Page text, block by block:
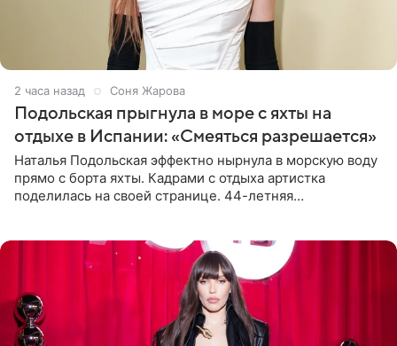
2 часа назад Соня Жарова
Подольская прыгнула в море с яхты на
отдыхе в Испании: «Смеяться разрешается»
Наталья Подольская эффектно нырнула в морскую воду
прямо с борта яхты. Кадрами с отдыха артистка
поделилась на своей странице. 44-летняя